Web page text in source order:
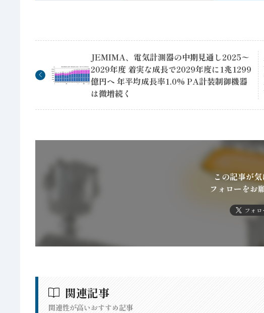
JEMIMA、電気計測器の中期見通し2025〜
2029年度 着実な成長で2029年度に1兆1299
億円へ 年平均成長率1.0% PA計装制御機器
は微増続く
この記事が
フォローをお
フォ
関連記事
関連性が高いおすすめ記事